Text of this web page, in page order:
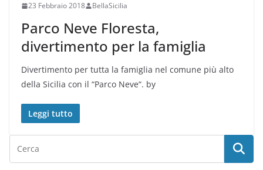
23 Febbraio 2018 BellaSicilia
Parco Neve Floresta,
divertimento per la famiglia
Divertimento per tutta la famiglia nel comune più alto
della Sicilia con il “Parco Neve“. by
Leggi tutto